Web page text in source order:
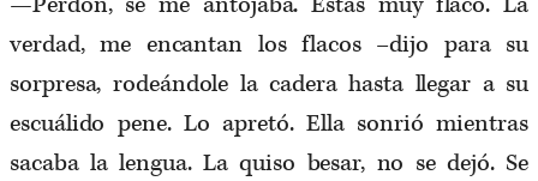
verdad, me encantan los flacos –dijo para su
sorpresa, rodeándole la cadera hasta llegar a su
escuálido pene. Lo apretó. Ella sonrió mientras
sacaba la lengua. La quiso besar, no se dejó. Se